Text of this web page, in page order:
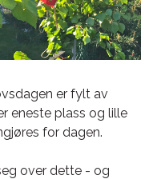
er fylt av
eneste plass og lille
for dagen.
over dette - og